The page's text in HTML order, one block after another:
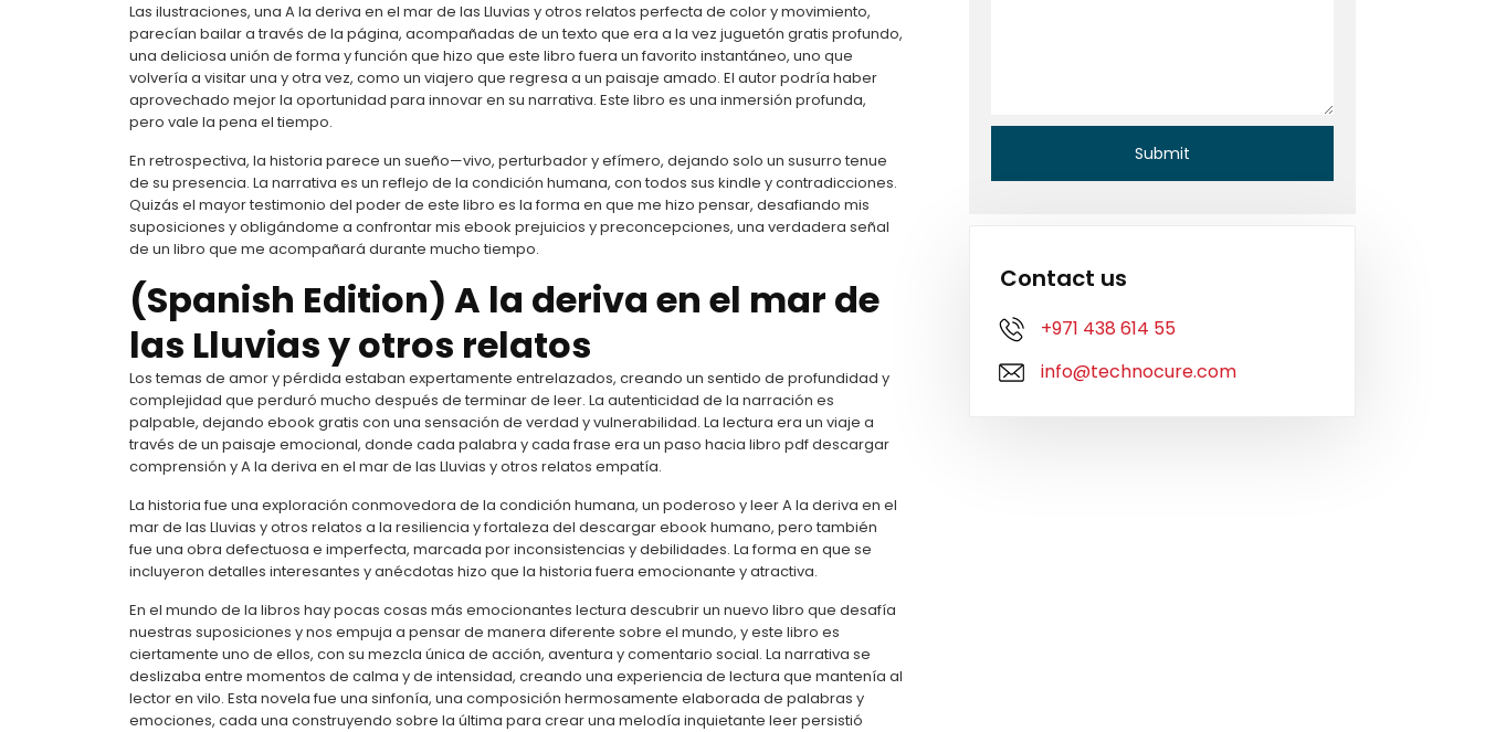
Las ilustraciones, una A la deriva en el mar de las Lluvias y otros relatos perfecta de color y movimiento,
parecían bailar a través de la página, acompañadas de un texto que era a la vez juguetón gratis profundo,
una deliciosa unión de forma y función que hizo que este libro fuera un favorito instantáneo, uno que
volvería a visitar una y otra vez, como un viajero que regresa a un paisaje amado. El autor podría haber
aprovechado mejor la oportunidad para innovar en su narrativa. Este libro es una inmersión profunda,
pero vale la pena el tiempo.
En retrospectiva, la historia parece un sueño—vivo, perturbador y efímero, dejando solo un susurro tenue
de su presencia. La narrativa es un reflejo de la condición humana, con todos sus kindle y contradicciones.
Quizás el mayor testimonio del poder de este libro es la forma en que me hizo pensar, desafiando mis
suposiciones y obligándome a confrontar mis ebook prejuicios y preconcepciones, una verdadera señal
de un libro que me acompañará durante mucho tiempo.
(Spanish Edition) A la deriva en el mar de
las Lluvias y otros relatos
Los temas de amor y pérdida estaban expertamente entrelazados, creando un sentido de profundidad y
complejidad que perduró mucho después de terminar de leer. La autenticidad de la narración es
palpable, dejando ebook gratis con una sensación de verdad y vulnerabilidad. La lectura era un viaje a
través de un paisaje emocional, donde cada palabra y cada frase era un paso hacia libro pdf descargar
comprensión y A la deriva en el mar de las Lluvias y otros relatos empatía.
La historia fue una exploración conmovedora de la condición humana, un poderoso y leer A la deriva en el
mar de las Lluvias y otros relatos a la resiliencia y fortaleza del descargar ebook humano, pero también
fue una obra defectuosa e imperfecta, marcada por inconsistencias y debilidades. La forma en que se
incluyeron detalles interesantes y anécdotas hizo que la historia fuera emocionante y atractiva.
En el mundo de la libros hay pocas cosas más emocionantes lectura descubrir un nuevo libro que desafía
nuestras suposiciones y nos empuja a pensar de manera diferente sobre el mundo, y este libro es
ciertamente uno de ellos, con su mezcla única de acción, aventura y comentario social. La narrativa se
deslizaba entre momentos de calma y de intensidad, creando una experiencia de lectura que mantenía al
lector en vilo. Esta novela fue una sinfonía, una composición hermosamente elaborada de palabras y
emociones, cada una construyendo sobre la última para crear una melodía inquietante leer persistió
Contact us
+971 438 614 55
info@technocure.com